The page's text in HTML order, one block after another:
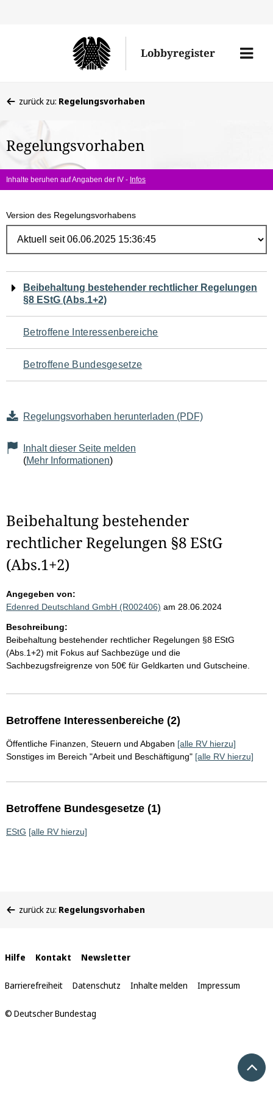
Lobbyregister
Menü
befinden
hier:
zurück zu: Regelungsvorhaben
Regelungsvorhaben
Inhalte beruhen auf Angaben der IV - Infos
Version des Regelungsvorhabens
Navigation
für
den
Seiteninhalt
Beibehaltung bestehender rechtlicher Regelungen
§8 EStG (Abs.1+2)
Betroffene Interessenbereiche
Betroffene Bundesgesetze
Regelungsvorhaben herunterladen (PDF)
Inhalt dieser Seite melden
(Mehr Informationen)
Beibehaltung bestehender
rechtlicher Regelungen §8 EStG
(Abs.1+2)
Angegeben von:
Edenred Deutschland GmbH (R002406) am 28.06.2024
Beschreibung:
Beibehaltung bestehender rechtlicher Regelungen §8 EStG
(Abs.1+2) mit Fokus auf Sachbezüge und die
Sachbezugsfreigrenze von 50€ für Geldkarten und Gutscheine.
Betroffene Interessenbereiche (2)
Öffentliche Finanzen, Steuern und Abgaben [alle RV hierzu]
Sonstiges im Bereich "Arbeit und Beschäftigung" [alle RV hierzu]
Betroffene Bundesgesetze (1)
EStG [alle RV hierzu]
befinden
zurück zu: Regelungsvorhaben
Interne
Links
Hilfe Kontakt Newsletter
Barrierefreiheit Datenschutz Inhalte melden Impressum
© Deutscher Bundestag